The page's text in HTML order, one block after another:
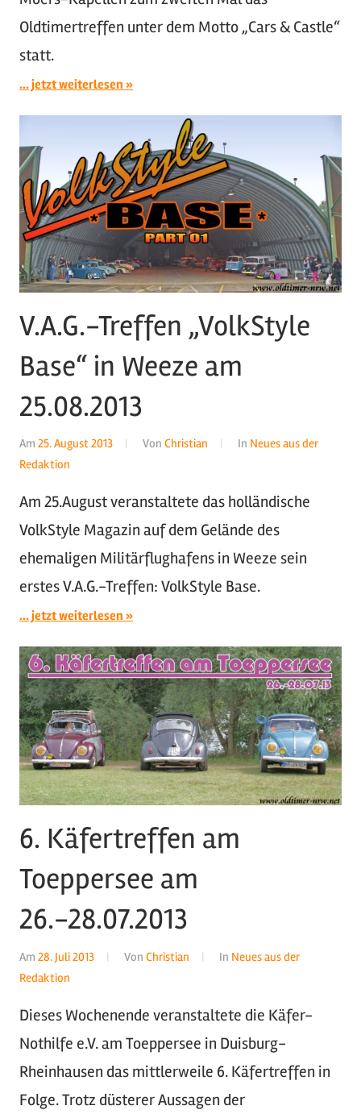
Oldtimertreffen unter dem Motto „Cars & Castle“
statt.
... jetzt weiterlesen
V.A.G.-Treffen „VolkStyle
Base“ in Weeze am
25.08.2013
Am 25. August 2013 Von Christian In Neues aus der
Redaktion
Am 25.August veranstaltete das holländische
VolkStyle Magazin auf dem Gelände des
ehemaligen Militärflughafens in Weeze sein
erstes V.A.G.-Treffen: VolkStyle Base.
... jetzt weiterlesen
6. Käfertreffen am
Toeppersee am
26.-28.07.2013
Am 28. Juli 2013 Von Christian In Neues aus der
Redaktion
Dieses Wochenende veranstaltete die Käfer-
Nothilfe e.V. am Toeppersee in Duisburg-
Rheinhausen das mittlerweile 6. Käfertreffen in
Folge. Trotz düsterer Aussagen der